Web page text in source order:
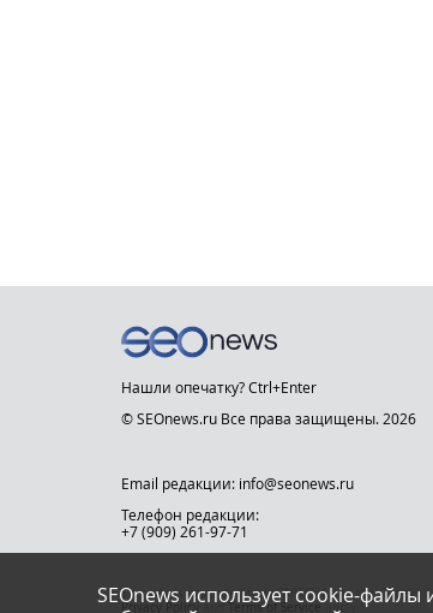
SEOnews использует cookie-файлы
Нашли опечатку? Ctrl+Enter
© SEOnews.ru Все права защищены. 2026
Email редакции: info@seonews.ru
Телефон редакции:
+7 (909) 261-97-71
This site is protected by reCAPTCHA and the Google
Privacy Policyand Terms of Serviceapply.